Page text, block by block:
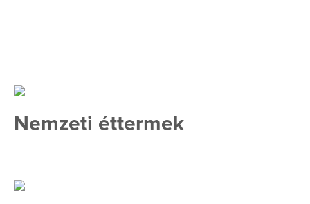
Nemzeti éttermek